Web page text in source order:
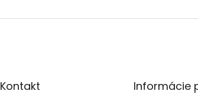
Kontakt Informácie